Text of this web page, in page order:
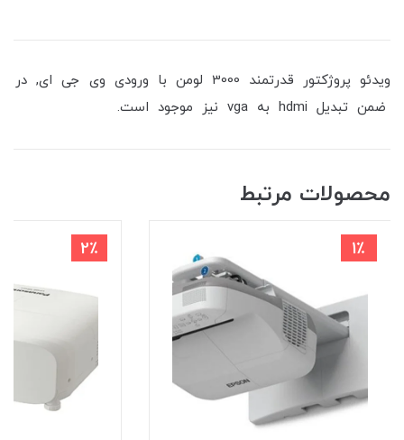
ویدئو پروژکتور قدرتمند 3000 لومن با ورودی وی جی ای, در
ضمن تبدیل hdmi به vga نیز موجود است.
محصولات مرتبط
1٪ 2٪